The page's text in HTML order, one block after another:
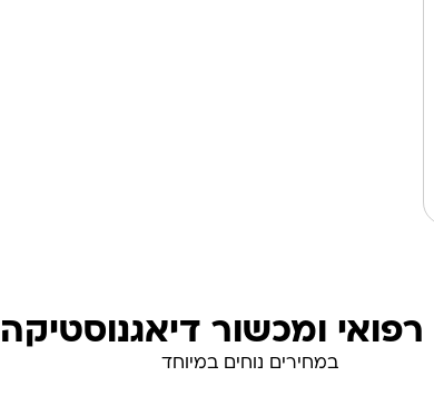
רפואי ומכשור דיאגנוסטיקה
במחירים נוחים במיוחד